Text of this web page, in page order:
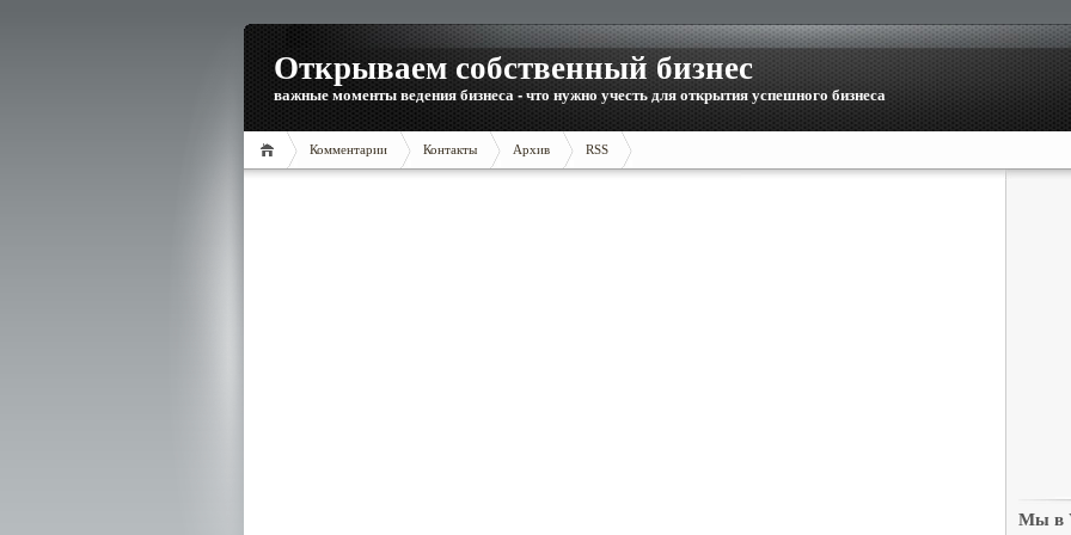
Открываем собственный бизнес
важные моменты ведения бизнеса - что нужно учесть для открытия успешного бизнеса
Комментарии Контакты Архив RSS
Мы в